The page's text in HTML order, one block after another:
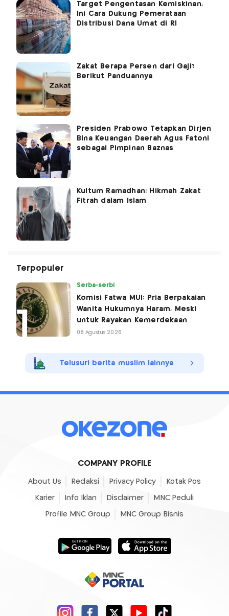
Target Pengentasan Kemiskinan,
Ini Cara Dukung Pemerataan
Distribusi Dana Umat di RI
Zakat Berapa Persen dari Gaji?
Berikut Panduannya
Presiden Prabowo Tetapkan Dirjen
Bina Keuangan Daerah Agus Fatoni
sebagai Pimpinan Baznas
Kultum Ramadhan: Hikmah Zakat
Fitrah dalam Islam
Terpopuler
Serba-serbi
Komisi Fatwa MUI: Pria Berpakaian
Wanita Hukumnya Haram, Meski
untuk Rayakan Kemerdekaan
08 Agustus 2026
Telusuri berita muslim lainnya